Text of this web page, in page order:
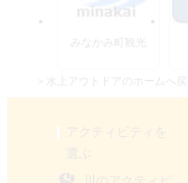
みなかみ町観光
＞水上アウトドアのホームへ戻
アクティビティを